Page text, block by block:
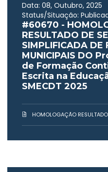
Data: 08, Outubro, 2025
Status/Situação:
#60670 -
RESULTADO DE
SIMPLIFICADA DE
MUNICIPAIS DO
de Formação
Escrita na
SMECDT 2025
HOMOLOGAÇÃO